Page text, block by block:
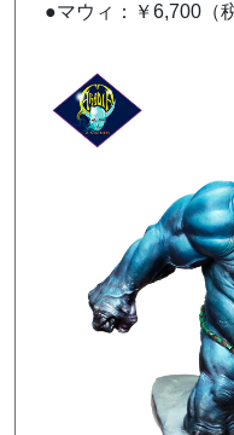
●マウィ：￥6,700（